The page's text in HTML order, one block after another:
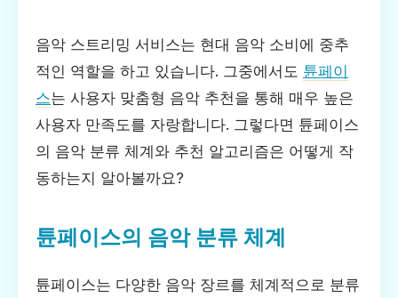
음악 스트리밍 서비스는 현대 음악 소비에 중추
적인 역할을 하고 있습니다. 그중에서도 튠페이
스는 사용자 맞춤형 음악 추천을 통해 매우 높은
사용자 만족도를 자랑합니다. 그렇다면 튠페이스
의 음악 분류 체계와 추천 알고리즘은 어떻게 작
동하는지 알아볼까요?
튠페이스의 음악 분류 체계
튠페이스는 다양한 음악 장르를 체계적으로 분류